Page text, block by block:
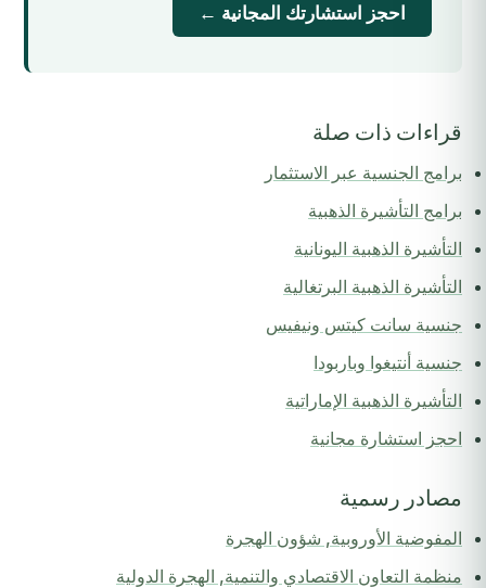
احجز استشارتك المجانية ←
قراءات ذات صلة
برامج الجنسية عبر الاستثمار
برامج التأشيرة الذهبية
التأشيرة الذهبية اليونانية
التأشيرة الذهبية البرتغالية
جنسية سانت كيتس ونيفيس
جنسية أنتيغوا وباربودا
التأشيرة الذهبية الإماراتية
احجز استشارة مجانية
مصادر رسمية
المفوضية الأوروبية, شؤون الهجرة
منظمة التعاون الاقتصادي والتنمية, الهجرة الدولية